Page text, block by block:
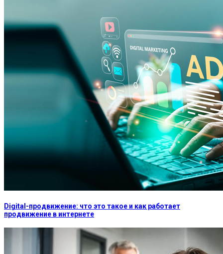
Digital-продвижение: что это такое и как работает
продвижение в интернете